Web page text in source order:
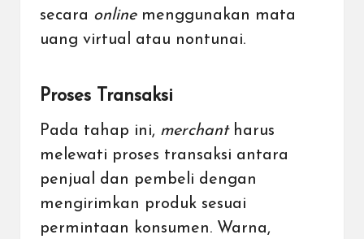
secara onlinemenggunakan mata
uang virtual atau nontunai.
Proses Transaksi
Pada tahap ini, merchantharus
melewati proses transaksi antara
penjual dan pembeli dengan
mengirimkan produk sesuai
permintaan konsumen. Warna,